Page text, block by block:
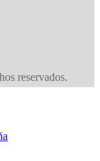
reservados.